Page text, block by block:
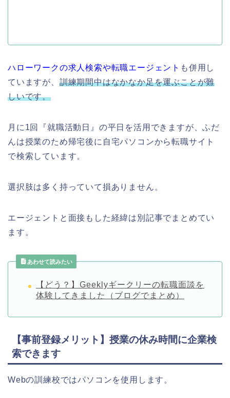
ハローワークの求人検索や転職エージェント も併用し
ていますが、 訓練期間中はなかなか足を運ぶことが難
しいです。
月に1回『就職活動日』の平日を活用できますが、ふだ
んは授業のため帰宅後に自宅パソコンから転職サイト
で検索しています。
選択肢は多く持っていて損ありません。
エージェントと面接もした経緯は別記事でまとめてい
ます。
あわせて読みたい
【どう？】Geeklyギークリーの転職面談を
体験してきました（ブログでまとめ）
【事前登録メリット】授業の休み時間に企業検
索できます
Webの訓練校ではパソコンを使用します。